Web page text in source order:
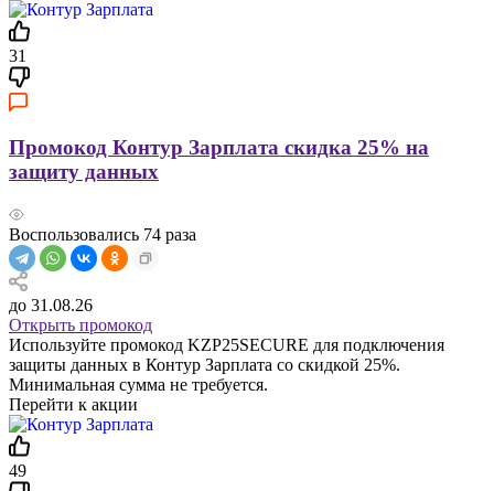
31
Промокод Контур Зарплата скидка 25% на
защиту данных
Воспользовались 74 раза
до 31.08.26
Открыть промокод
Используйте промокод KZP25SECURE для подключения
защиты данных в Контур Зарплата со скидкой 25%.
Минимальная сумма не требуется.
Перейти к акции
49